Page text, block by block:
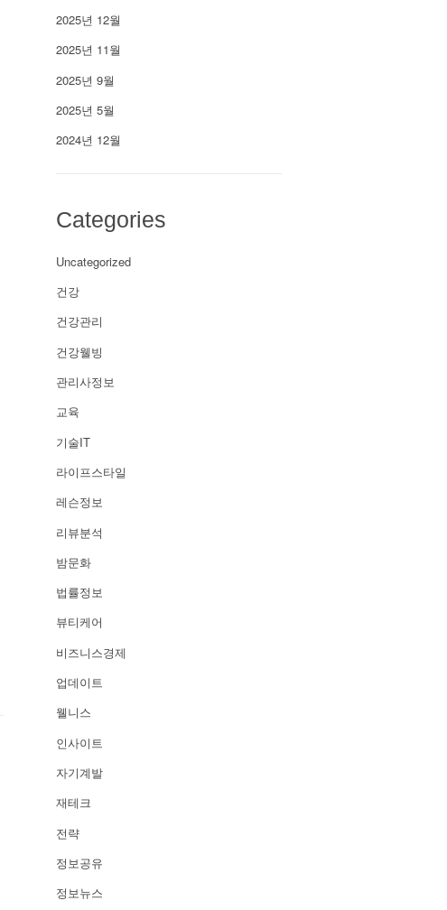
2025년 12월
2025년 11월
2025년 9월
2025년 5월
2024년 12월
Categories
Uncategorized
건강
건강관리
건강웰빙
관리사정보
교육
기술IT
라이프스타일
레슨정보
리뷰분석
밤문화
법률정보
뷰티케어
비즈니스경제
업데이트
웰니스
인사이트
자기계발
재테크
전략
정보공유
정보뉴스